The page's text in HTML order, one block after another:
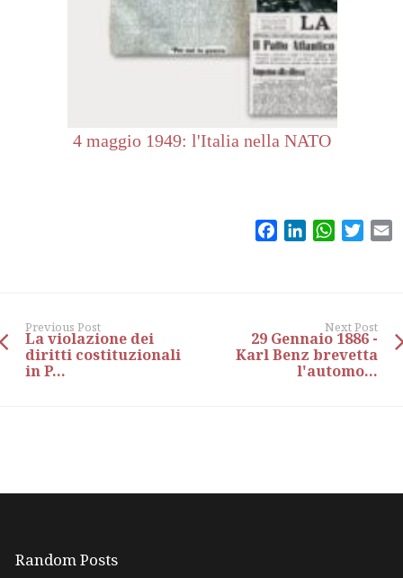
4 maggio 1949: l'Italia nella NATO
FacebookLinkedIn
Previous Post
La violazione dei
diritti costituzionali
in P...
Next Post
29 Gennaio 1886 -
Karl Benz brevetta
l'automo...
Random Posts